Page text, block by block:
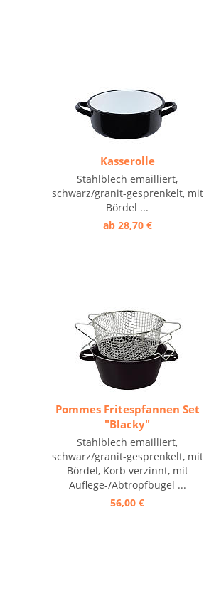
Kasserolle
Stahlblech emailliert,
schwarz/granit-gesprenkelt, mit
Bördel ...
ab 28,70 €
Pommes Fritespfannen Set
"Blacky"
Stahlblech emailliert,
schwarz/granit-gesprenkelt, mit
Bördel, Korb verzinnt, mit
Auflege-/Abtropfbügel ...
56,00 €